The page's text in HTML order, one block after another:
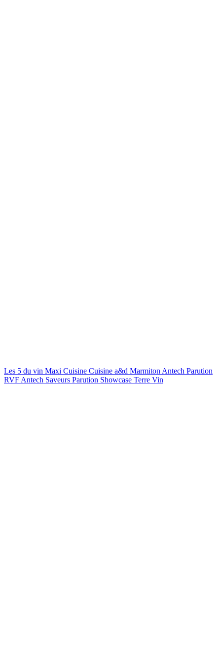
Les 5 du vin Maxi Cuisine Cuisine a&d Marmiton Antech Parution
RVF Antech Saveurs Parution Showcase Terre Vin